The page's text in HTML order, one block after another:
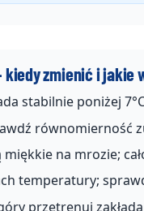
kiedy zmienić i jakie
stabilnie poniżej
równomierność
na mrozie;
temperatury;
przetrenuj